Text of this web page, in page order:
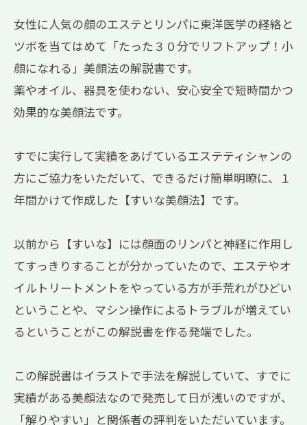
女性に人気の顔のエステとリンパに東洋医学の経絡と
ツボを当てはめて「たった３０分でリフトアップ！小
顔になれる」美顔法の解説書です。
薬やオイル、器具を使わない、安心安全で短時間かつ
効果的な美顔法です。
すでに実行して実績をあげているエステティシャンの
方にご協力をいただいて、できるだけ簡単明瞭に、１
年間かけて作成した【すいな美顔法】です。
以前から【すいな】には顔面のリンパと神経に作用し
てすっきりすることが分かっていたので、エステやオ
イルトリートメントをやっている方が手荒れがひどい
ということや、マシン操作によるトラブルが増えてい
るということがこの解説書を作る発端でした。
この解説書はイラストで手法を解説していて、すでに
実績がある美顔法なので発売して日が浅いのですが、
「解りやすい」と関係者の評判をいただいています。